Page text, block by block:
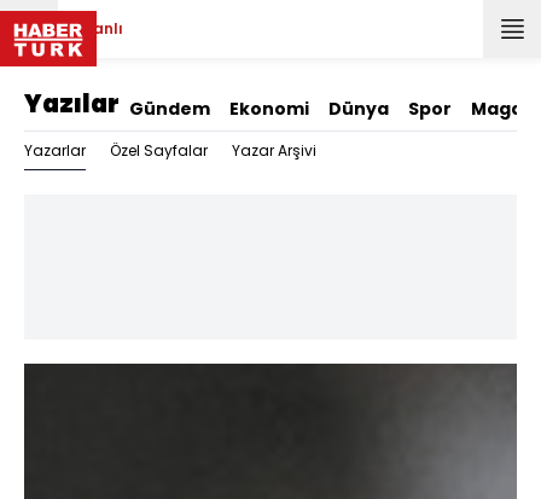
Canlı
Yazılar Gündem Ekonomi Dünya Spor
Yazarlar Özel Sayfalar Yazar Arşivi